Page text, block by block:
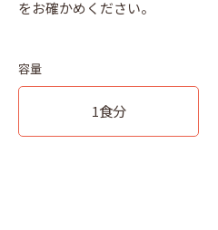
をお確かめください。
容量
1食分